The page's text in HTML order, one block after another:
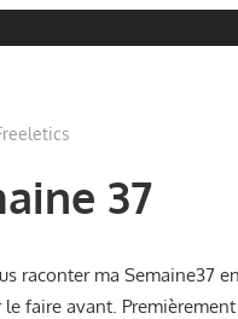
37
raconter ma Semaine37
faire avant.